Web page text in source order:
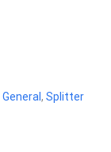
General , Splitter